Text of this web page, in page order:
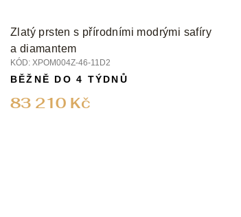
Zlatý prsten s přírodními modrými safíry
a diamantem
KÓD: XPOM004Z-46-11D2
83 210 Kč
BĚŽNĚ DO 4 TÝDNŮ